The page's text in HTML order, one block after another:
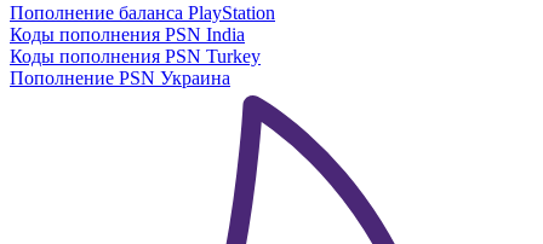
Пополнение баланса PlayStation
Коды пополнения PSN India
Коды пополнения PSN Turkey
Пополнение PSN Украина